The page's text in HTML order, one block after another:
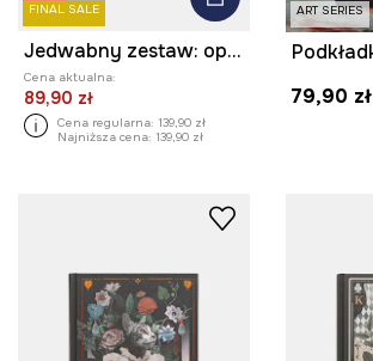
FINAL SALE
Jedwabny zestaw: opaska na oczy i gumki do włosów w psy
Cena aktualna:
89,90 zł
Cena regularna: 139,90 zł
Najniższa cena: 139,90 zł
ART SERIES
79,90 zł